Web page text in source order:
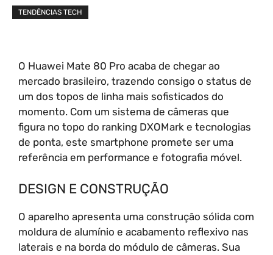
TENDÊNCIAS TECH
O Huawei Mate 80 Pro acaba de chegar ao
mercado brasileiro, trazendo consigo o status de
um dos topos de linha mais sofisticados do
momento. Com um sistema de câmeras que
figura no topo do ranking DXOMark e tecnologias
de ponta, este smartphone promete ser uma
referência em performance e fotografia móvel.
DESIGN E CONSTRUÇÃO
O aparelho apresenta uma construção sólida com
moldura de alumínio e acabamento reflexivo nas
laterais e na borda do módulo de câmeras. Sua